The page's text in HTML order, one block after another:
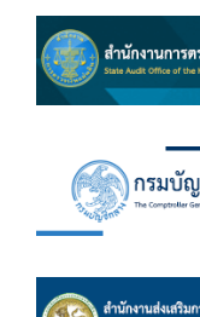
ระบบสืบค้น
Document
คลินิกเซ็นเต
แบบฟอร์มบ
รายงานตรว